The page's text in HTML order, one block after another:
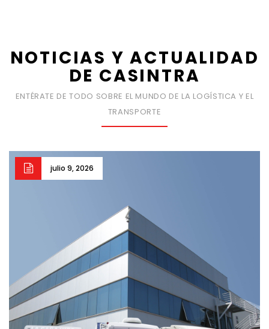
NOTICIAS Y ACTUALIDAD
DE CASINTRA
ENTÉRATE DE TODO SOBRE EL MUNDO DE LA LOGÍSTICA Y EL
TRANSPORTE
julio 9, 2026